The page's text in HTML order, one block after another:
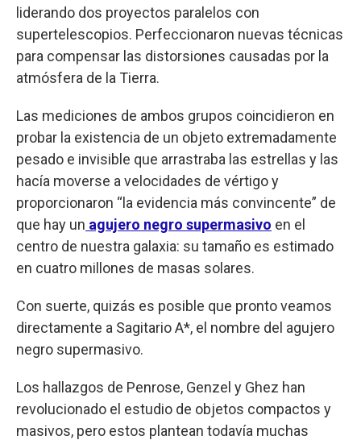
liderando dos proyectos paralelos con
supertelescopios. Perfeccionaron nuevas técnicas
para compensar las distorsiones causadas por la
atmósfera de la Tierra.
Las mediciones de ambos grupos coincidieron en
probar la existencia de un objeto extremadamente
pesado e invisible que arrastraba las estrellas y las
hacía moverse a velocidades de vértigo y
proporcionaron “la evidencia más convincente” de
que hay un agujero negro supermasivo en el
centro de nuestra galaxia: su tamaño es estimado
en cuatro millones de masas solares.
Con suerte, quizás es posible que pronto veamos
directamente a Sagitario A*, el nombre del agujero
negro supermasivo.
Los hallazgos de Penrose, Genzel y Ghez han
revolucionado el estudio de objetos compactos y
masivos, pero estos plantean todavía muchas